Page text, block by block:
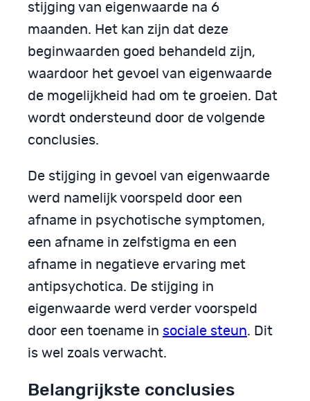
stijging van eigenwaarde na 6
maanden. Het kan zijn dat deze
beginwaarden goed behandeld zijn,
waardoor het gevoel van eigenwaarde
de mogelijkheid had om te groeien. Dat
wordt ondersteund door de volgende
conclusies.
De stijging in gevoel van eigenwaarde
werd namelijk voorspeld door een
afname in psychotische symptomen,
een afname in zelfstigma en een
afname in negatieve ervaring met
antipsychotica. De stijging in
eigenwaarde werd verder voorspeld
door een toename in sociale steun. Dit
is wel zoals verwacht.
Belangrijkste conclusies